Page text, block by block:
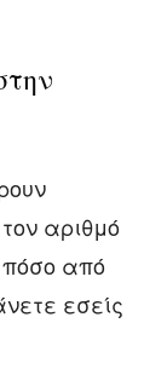
αριθμό
πόσο από
εσείς